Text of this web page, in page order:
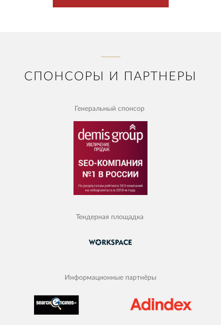
СПОНСОРЫ И ПАРТНЕРЫ
Генеральный спонсор
Тендерная площадка
Информационные партнёры